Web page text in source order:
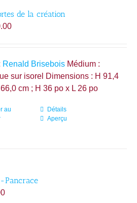
de la création
Renald Brisebois Médium :
sur isorel Dimensions : H 91,4
cm ; H 36 po x L 26 po
au
Détails
Aperçu
Pancrace